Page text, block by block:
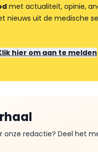
met actualiteit, opinie,
nieuws uit de medische
hier om aan te melden
onze redactie? Deel het